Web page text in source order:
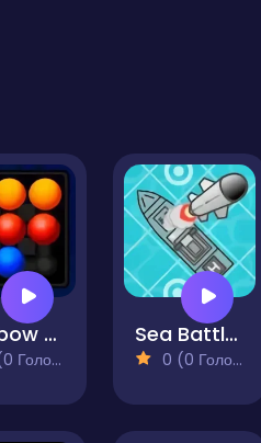
Rainbow Bead Sea Battle 2025
0 (0 Голосів)